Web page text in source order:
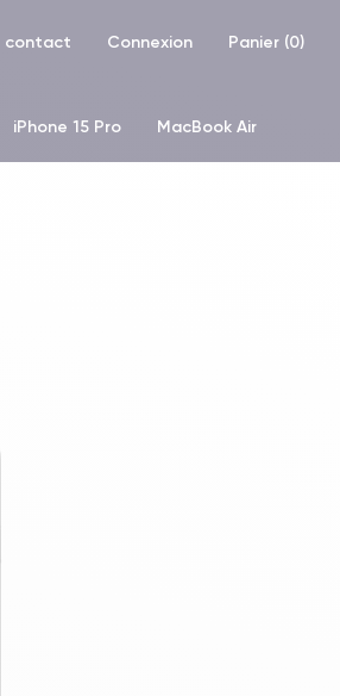
contact Connexion Panier (0)
iPhone 15 Pro MacBook Air